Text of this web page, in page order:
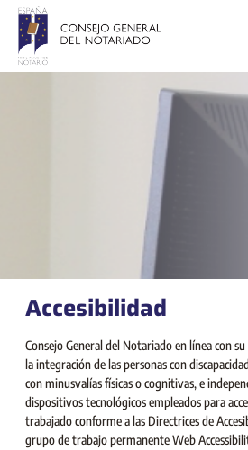
Saut au contenu principal
Accesibilidad
Consejo General del Notariado en línea con
la integración de las personas con
con minusvalías físicas o cognitivas, e
dispositivos tecnológicos empleados para
trabajado conforme a las Directrices de
grupo de trabajo permanente Web